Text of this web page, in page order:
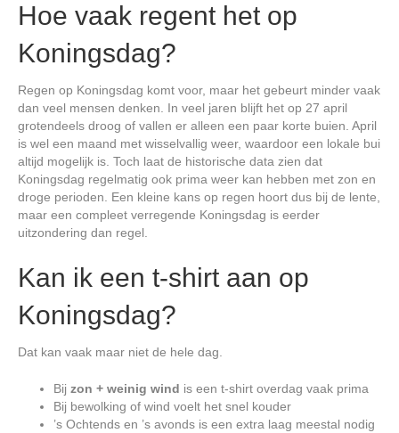
e
o
Hoe vaak regent het op
Koningsdag?
Regen op Koningsdag komt voor, maar het gebeurt minder vaak
dan veel mensen denken. In veel jaren blijft het op 27 april
grotendeels droog of vallen er alleen een paar korte buien. April
is wel een maand met wisselvallig weer, waardoor een lokale bui
altijd mogelijk is. Toch laat de historische data zien dat
Koningsdag regelmatig ook prima weer kan hebben met zon en
droge perioden. Een kleine kans op regen hoort dus bij de lente,
maar een compleet verregende Koningsdag is eerder
uitzondering dan regel.
Kan ik een t-shirt aan op
Koningsdag?
Dat kan vaak maar niet de hele dag.
Bij zon + weinig wind is een t-shirt overdag vaak prima
Bij bewolking of wind voelt het snel kouder
’s Ochtends en ’s avonds is een extra laag meestal nodig